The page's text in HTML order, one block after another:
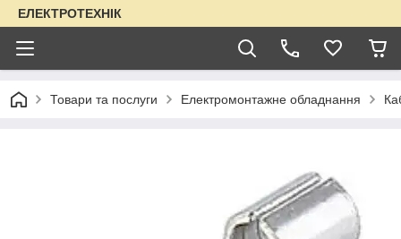
ЕЛЕКТРОТЕХНІК
Товари та послуги Електромонтажне обладнання